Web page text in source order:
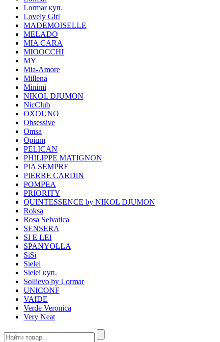
Lormar куп.
Lovely Girl
MADEMOISELLE
MELADO
MIA CARA
MIOOCCHI
MY
Mia-Amore
Millena
Minimi
NIKOL DJUMON
NicClub
OXOUNO
Obsessive
Omsa
Opium
PELICAN
PHILIPPE MATIGNON
PIA SEMPRE
PIERRE CARDIN
POMPEA
PRIORITY
QUINTESSENCE by NIKOL DJUMON
Roksa
Rosa Selvatica
SENSERA
SI E LEI
SPANYOLLA
SiSi
Sielei
Sielei куп.
Sollievo by Lormar
UNICONF
VAIDE
Verde Veronica
Very Neat